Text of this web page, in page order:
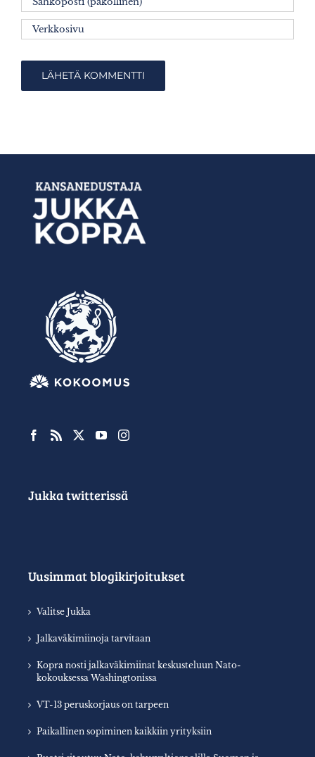
Jukka twitterissä
Uusimmat blogikirjoitukset
Valitse Jukka
Jalkaväkimiinoja tarvitaan
Kopra nosti jalkaväkimiinat keskusteluun Nato-
kokouksessa Washingtonissa
VT-13 peruskorjaus on tarpeen
Paikallinen sopiminen kaikkiin yrityksiin